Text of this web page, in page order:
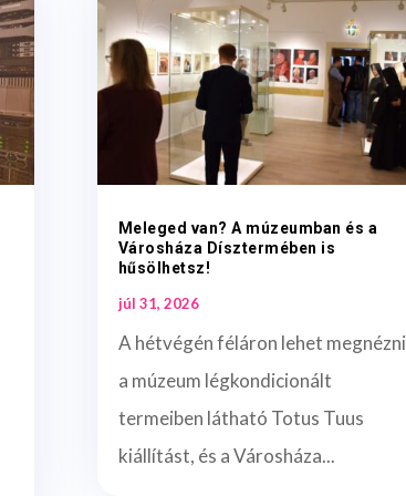
Meleged van? A múzeumban és a
Városháza Dísztermében is
hűsölhetsz!
júl 31, 2026
A hétvégén féláron lehet megnézni
a múzeum légkondicionált
termeiben látható Totus Tuus
kiállítást, és a Városháza...